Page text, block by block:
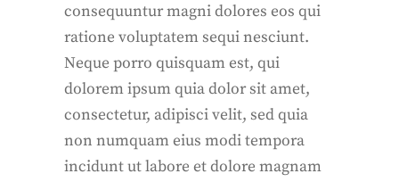
consequuntur magni dolores eos qui
ratione voluptatem sequi nesciunt.
Neque porro quisquam est, qui
dolorem ipsum quia dolor sit amet,
consectetur, adipisci velit, sed quia
non numquam eius modi tempora
incidunt ut labore et dolore magnam